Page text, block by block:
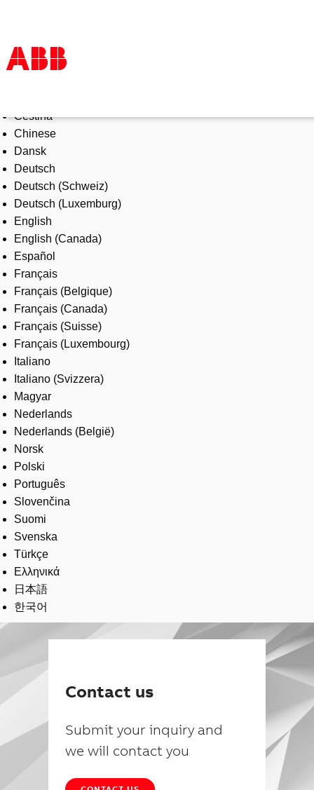
Products & Solutions
Industries
Services
About us
Where to buy
Contact us
Careers
Čeština
Chinese
Dansk
Deutsch
Deutsch (Schweiz)
Deutsch (Luxemburg)
English
English (Canada)
Español
Français
Français (Belgique)
Français (Canada)
Français (Suisse)
Français (Luxembourg)
Italiano
Italiano (Svizzera)
Magyar
Nederlands
Nederlands (België)
Norsk
Polski
Português
Slovenčina
Suomi
Svenska
Türkçe
Ελληνικά
日本語
한국어
Contact us
Submit your inquiry and
we will contact you